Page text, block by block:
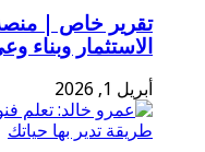
تقرير خاص |
الاستثمار وبناء
أبريل 1, 2026